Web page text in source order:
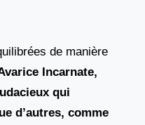
de manière
Incarnate,
qui
d’autres, comme